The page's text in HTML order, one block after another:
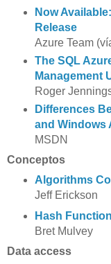
Now
Release
Azure Team
The SQL
Management
Roger
Differences
and Windows
MSDN
Conceptos
Algorithms
Jeff Erickson
Hash
Bret Mulvey
Data access